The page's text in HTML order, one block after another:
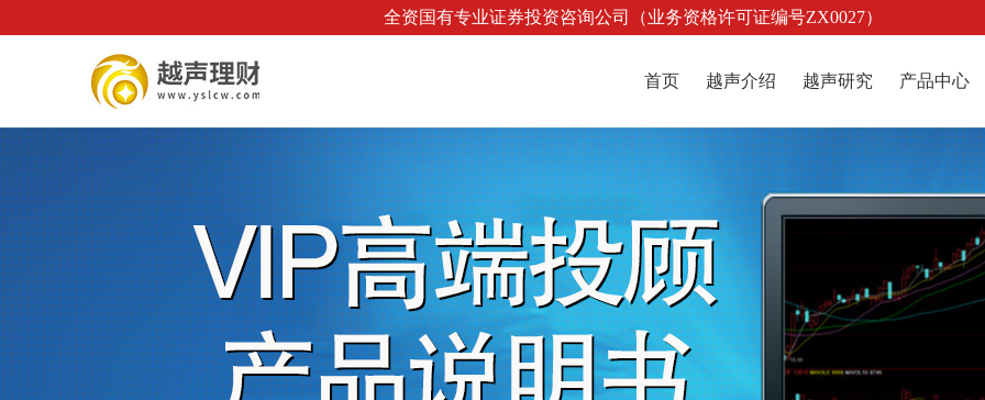
全资国有专业证券投资咨询公司（业务资格许可证编号ZX0027）
首页 越声介绍 越声研究 产品中心